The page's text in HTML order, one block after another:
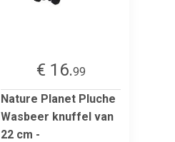
€ 16.99
Nature Planet Pluche
Wasbeer knuffel van
22 cm -